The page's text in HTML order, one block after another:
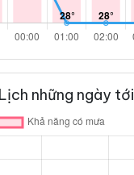
những ngày tới